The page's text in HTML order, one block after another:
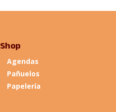
Shop
Agendas
Pañuelos
Papelería